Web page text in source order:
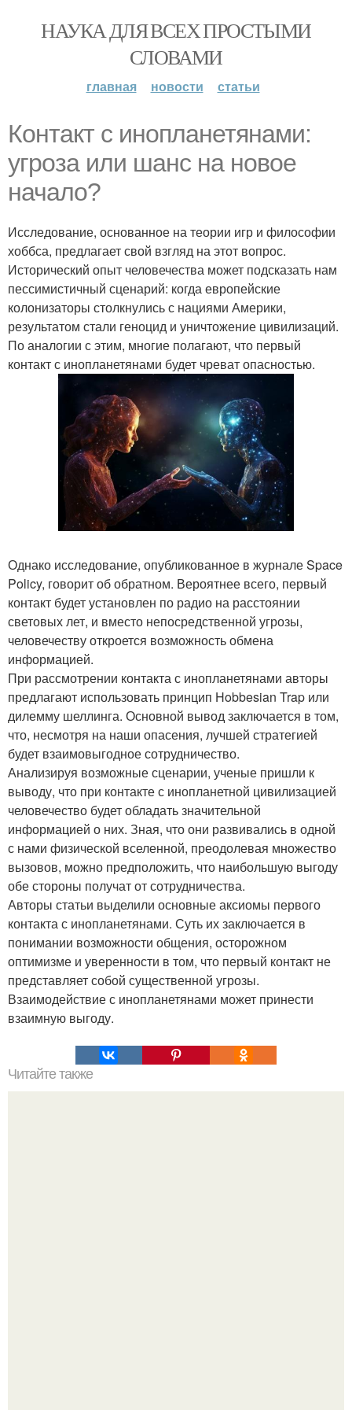
НАУКА ДЛЯ ВСЕХ ПРОСТЫМИ
СЛОВАМИ
главная новости статьи
Контакт с инопланетянами:
угроза или шанс на новое
начало?
Исследование, основанное на теории игр и философии
хоббса, предлагает свой взгляд на этот вопрос.
Исторический опыт человечества может подсказать нам
пессимистичный сценарий: когда европейские
колонизаторы столкнулись с нациями Америки,
результатом стали геноцид и уничтожение цивилизаций.
По аналогии с этим, многие полагают, что первый
контакт с инопланетянами будет чреват опасностью.
Однако исследование, опубликованное в журнале Space
Policy, говорит об обратном. Вероятнее всего, первый
контакт будет установлен по радио на расстоянии
световых лет, и вместо непосредственной угрозы,
человечеству откроется возможность обмена
информацией.
При рассмотрении контакта с инопланетянами авторы
предлагают использовать принцип Hobbesian Trap или
дилемму шеллинга. Основной вывод заключается в том,
что, несмотря на наши опасения, лучшей стратегией
будет взаимовыгодное сотрудничество.
Анализируя возможные сценарии, ученые пришли к
выводу, что при контакте с инопланетной цивилизацией
человечество будет обладать значительной
информацией о них. Зная, что они развивались в одной
с нами физической вселенной, преодолевая множество
вызовов, можно предположить, что наибольшую выгоду
обе стороны получат от сотрудничества.
Авторы статьи выделили основные аксиомы первого
контакта с инопланетянами. Суть их заключается в
понимании возможности общения, осторожном
оптимизме и уверенности в том, что первый контакт не
представляет собой существенной угрозы.
Взаимодействие с инопланетянами может принести
взаимную выгоду.
Читайте также